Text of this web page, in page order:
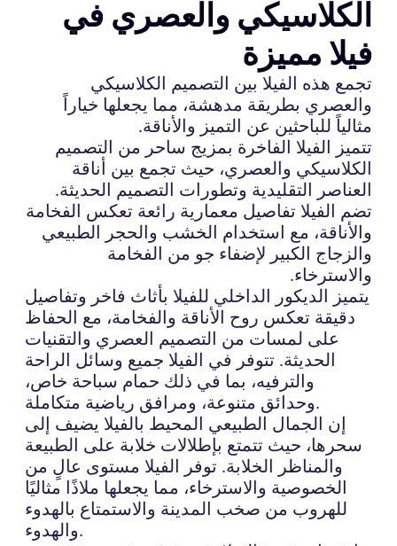
الكلاسيكي والعصري في
فيلا مميزة
تجمع هذه الفيلا بين التصميم الكلاسيكي
والعصري بطريقة مدهشة، مما يجعلها خياراً
مثالياً للباحثين عن التميز والأناقة.
تتميز الفيلا الفاخرة بمزيج ساحر من التصميم
الكلاسيكي والعصري، حيث تجمع بين أناقة
العناصر التقليدية وتطورات التصميم الحديثة.
تضم الفيلا تفاصيل معمارية رائعة تعكس الفخامة
والأناقة، مع استخدام الخشب والحجر الطبيعي
والزجاج الكبير لإضفاء جو من الفخامة
والاسترخاء.
يتميز الديكور الداخلي للفيلا بأثاث فاخر وتفاصيل
دقيقة تعكس روح الأناقة والفخامة، مع الحفاظ
على لمسات من التصميم العصري والتقنيات
الحديثة. تتوفر في الفيلا جميع وسائل الراحة
والترفيه، بما في ذلك حمام سباحة خاص،
وحدائق متنوعة، ومرافق رياضية متكاملة.
إن الجمال الطبيعي المحيط بالفيلا يضيف إلى
سحرها، حيث تتمتع بإطلالات خلابة على الطبيعة
والمناظر الخلابة. توفر الفيلا مستوى عالٍ من
الخصوصية والاسترخاء، مما يجعلها ملاذًا مثاليًا
للهروب من صخب المدينة والاستمتاع بالهدوء
والهدوء.